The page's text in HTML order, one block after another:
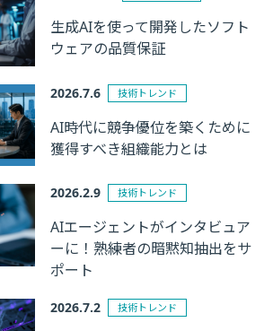
生成AIを使って開発したソフト
ウェアの品質保証
2026.7.6 技術トレンド
AI時代に競争優位を築くために
獲得すべき組織能力とは
2026.2.9 技術トレンド
AIエージェントがインタビュア
ーに！熟練者の暗黙知抽出をサ
ポート
2026.7.2 技術トレンド